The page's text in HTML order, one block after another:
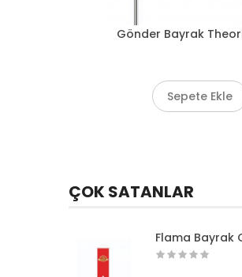
Gönder Bayrak
Sepete Ekle
ÇOK SATANLAR
Flama Bayrak